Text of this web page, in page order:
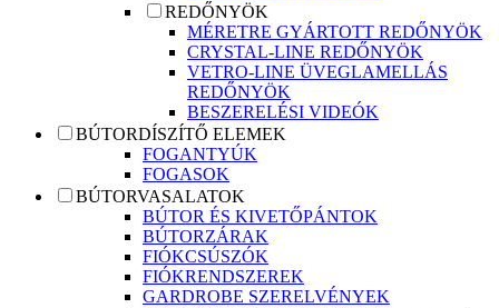
REDŐNYÖK
MÉRETRE GYÁRTOTT REDŐNYÖK
CRYSTAL-LINE REDŐNYÖK
VETRO-LINE ÜVEGLAMELLÁS
REDŐNYÖK
BESZERELÉSI VIDEÓK
BÚTORDÍSZÍTŐ ELEMEK
FOGANTYÚK
FOGASOK
BÚTORVASALATOK
BÚTOR ÉS KIVETŐPÁNTOK
BÚTORZÁRAK
FIÓKCSÚSZÓK
FIÓKRENDSZEREK
GARDROBE SZERELVÉNYEK